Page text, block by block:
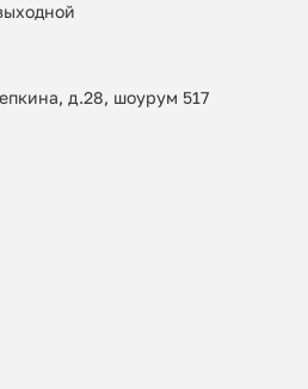
д.28, шоурум 517